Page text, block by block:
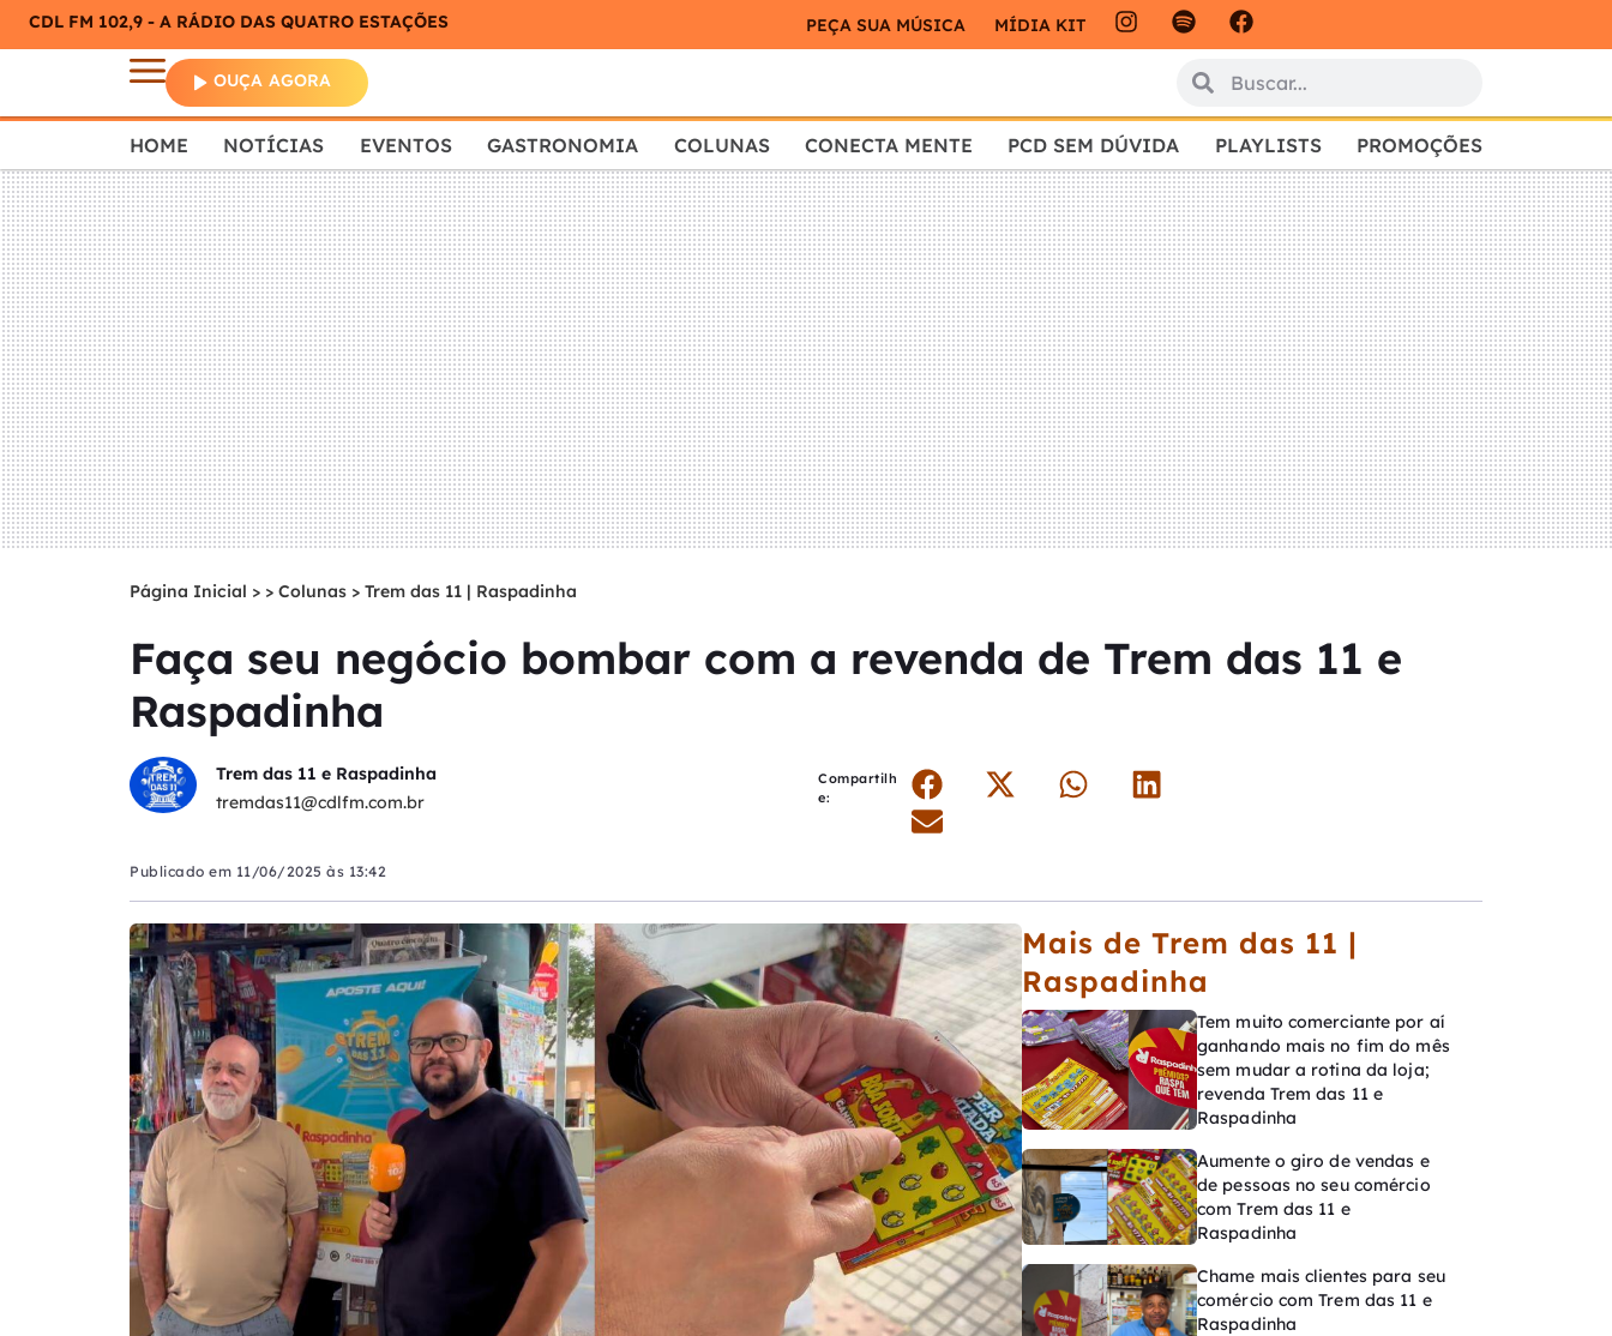
CDL FM 102,9 - A RÁDIO DAS QUATRO ESTAÇÕES PEÇA SUA MÚSICA MÍDIA KIT
OUÇA AGORA
HOME NOTÍCIAS EVENTOS GASTRONOMIA COLUNAS CONECTA MENTE PCD SEM DÚVIDA PLAYLISTS PROMOÇÕES
Página Inicial > Colunas > Trem das 11 | Raspadinha
Faça seu negócio bombar com a revenda de Trem das 11 e
Raspadinha
Trem das 11 e Raspadinha
tremdas11@cdlfm.com.br
Compartilh
e:
Publicado em 11/06/2025 às 13:42
Mais de Trem das 11 |
Raspadinha
Tem muito comerciante por aí
ganhando mais no fim do mês
sem mudar a rotina da loja;
revenda Trem das 11 e
Raspadinha
Aumente o giro de vendas e
de pessoas no seu comércio
com Trem das 11 e
Raspadinha
Chame mais clientes para seu
comércio com Trem das 11 e
Raspadinha